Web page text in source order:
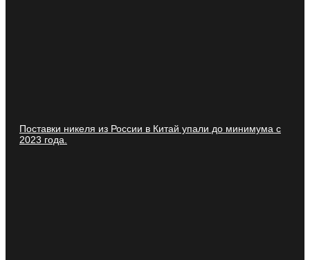
Поставки никеля из России в Китай упали до минимума с
2023 года.